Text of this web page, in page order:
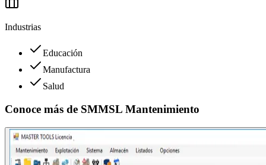
Industrias
Educación
Manufactura
Salud
Conoce más de SMMSL Mantenimiento